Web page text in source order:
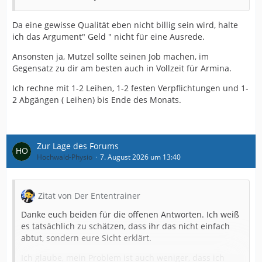
Da eine gewisse Qualität eben nicht billig sein wird, halte
ich das Argument" Geld " nicht für eine Ausrede.
Ansonsten ja, Mutzel sollte seinen Job machen, im
Gegensatz zu dir am besten auch in Vollzeit für Armina.
Ich rechne mit 1-2 Leihen, 1-2 festen Verpflichtungen und 1-
2 Abgängen ( Leihen) bis Ende des Monats.
Zur Lage des Forums
Hochwald-Physio 7. August 2026 um 13:40
Zitat von Der Ententrainer
Danke euch beiden für die offenen Antworten. Ich weiß
es tatsächlich zu schätzen, dass ihr das nicht einfach
abtut, sondern eure Sicht erklärt.